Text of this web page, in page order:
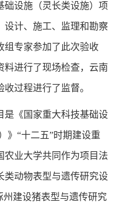
础设施（灵长类设施）项
设计、施工、监理和勘察
组专家参加了此次验收
料进行了现场检查，云南
过程进行了监督。
是《国家重大科技基础设
》“十二五”时期建设重
农业大学共同作为项目法
类动物表型与遗传研究设
州建设猪表型与遗传研究